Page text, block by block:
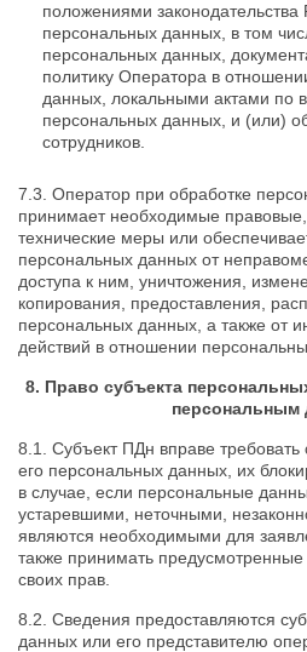
положениями
персональных данных, в том
персональных данных,
политику Оператора в
данных, локальными актами по
персональных данных, и (или)
сотрудников.
7.3. Оператор при обработке
принимает необходимые
технические меры или
персональных данных от
доступа к ним, уничтожения,
копирования, предоставления,
персональных данных, а также от
действий в отношении
8. Право субъекта
персональным
8.1. Субъект ПДн вправе требовать
его персональных данных, их
в случае, если персональные
устаревшими, неточными,
являются необходимыми для
также принимать
своих прав.
8.2. Сведения предоставляются
данных или его представителю